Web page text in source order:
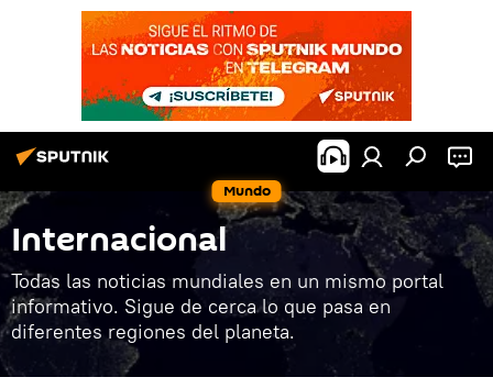
Mundo
Internacional
Todas las noticias mundiales en un mismo portal
informativo. Sigue de cerca lo que pasa en
diferentes regiones del planeta.